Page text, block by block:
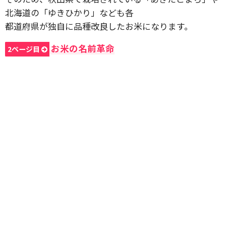
北海道の「ゆきひかり」なども各
都道府県が独自に品種改良したお米になります。
2ページ目 お米の名前革命